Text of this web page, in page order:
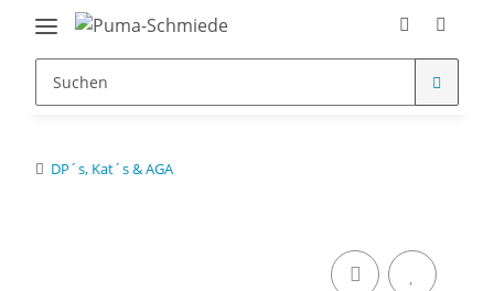
DP´s, Kat´s & AGA